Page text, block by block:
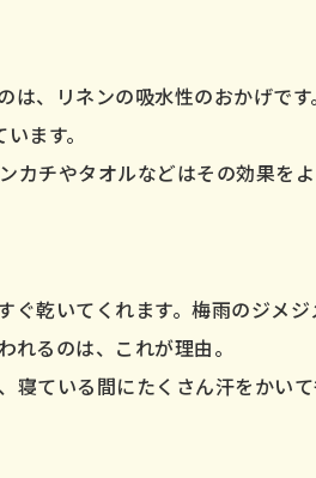
、リネンの吸水性のおかげです
ます。
カチやタオルなどはその効果をよ
ぐ乾いてくれます。梅雨のジメジ
れるのは、これが理由。
寝ている間にたくさん汗をかいて